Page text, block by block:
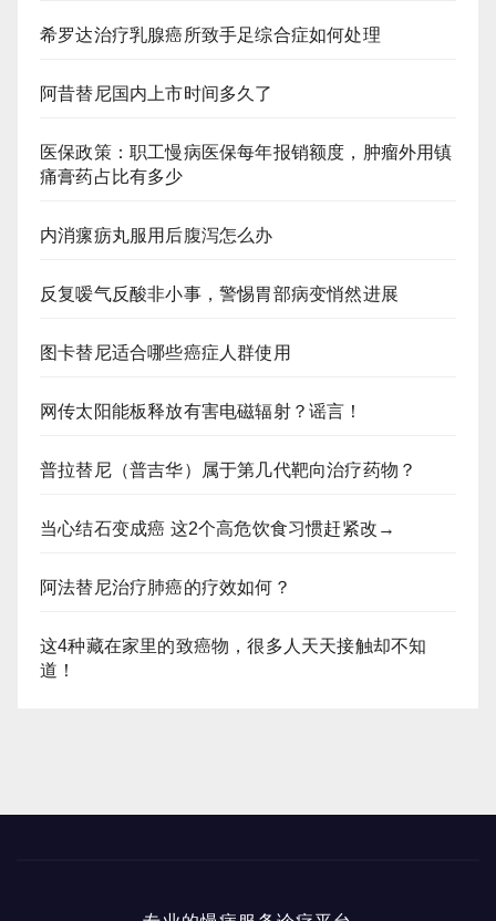
希罗达治疗乳腺癌所致手足综合症如何处理
阿昔替尼国内上市时间多久了
医保政策：职工慢病医保每年报销额度，肿瘤外用镇
痛膏药占比有多少
内消瘰疬丸服用后腹泻怎么办
反复嗳气反酸非小事，警惕胃部病变悄然进展
图卡替尼适合哪些癌症人群使用
网传太阳能板释放有害电磁辐射？谣言！
普拉替尼（普吉华）属于第几代靶向治疗药物？
当心结石变成癌 这2个高危饮食习惯赶紧改→
阿法替尼治疗肺癌的疗效如何？
这4种藏在家里的致癌物，很多人天天接触却不知
道！